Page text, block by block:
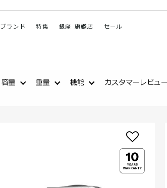
ブランド 特集 銀座 旗艦店 セール
容量 重量 機能 カスタマーレビュー